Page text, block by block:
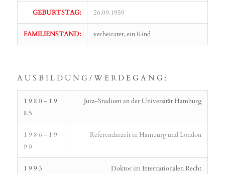
GEBURTSTAG: 26.09.1959
FAMILIENSTAND: verheiratet, ein Kind
A U S B I L D U N G / W E R D E G A N G :
1 9 8 0 – 1 9
8 5
Jura-Studium an der Universität Hamburg
1 9 8 6 – 1 9
9 0
Referendarzeit in Hamburg und London
1 9 9 3 Doktor im Internationalen Recht